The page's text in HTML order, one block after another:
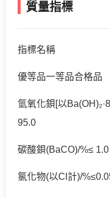
質量指標
指標名稱
優等品一等品合格品
氫氧化鋇[以
95.0
碳酸鋇(BaCO)/%≤
氯化物(以Cl計)/